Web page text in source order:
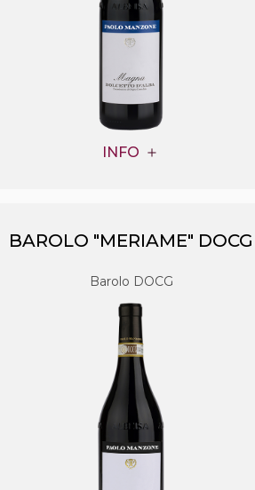
INFO
BAROLO "MERIAME" DOCG
Barolo DOCG